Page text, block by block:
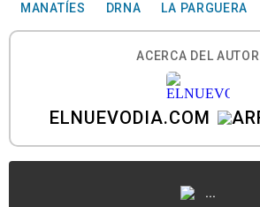
MANATÍES DRNA LA PARGUERA
ACERCA DEL AUTOR
ELNUEVODIA.COM
...